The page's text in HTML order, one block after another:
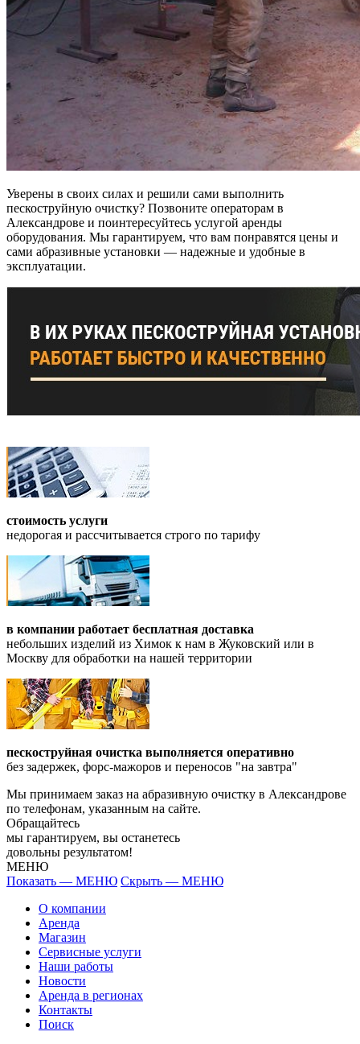
Уверены в своих силах и решили сами выполнить
пескоструйную очистку? Позвоните операторам в
Александрове и поинтересуйтесь услугой аренды
оборудования. Мы гарантируем, что вам понравятся цены и
сами абразивные установки — надежные и удобные в
эксплуатации.
стоимость услуги
недорогая и рассчитывается строго по тарифу
в компании работает бесплатная доставка
небольших изделий из Химок к нам в Жуковский или в
Москву для обработки на нашей территории
пескоструйная очистка выполняется оперативно
без задержек, форс-мажоров и переносов "на завтра"
Мы принимаем заказ на абразивную очистку в Александрове
по телефонам, указанным на сайте.
Обращайтесь
мы гарантируем, вы останетесь
довольны результатом!
МЕНЮ
Показать — МЕНЮ Скрыть — МЕНЮ
О компании
Аренда
Магазин
Сервисные услуги
Наши работы
Новости
Аренда в регионах
Контакты
Поиск